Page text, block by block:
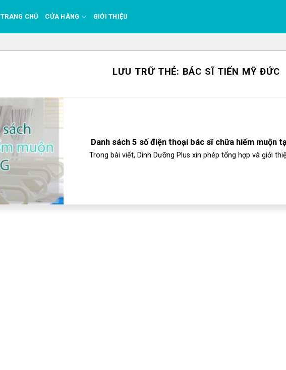
TRANG CHỦ CỬA HÀNG GIỚI THIỆU
LƯU TRỮ THẺ: BÁC SĨ TIẾN MỸ ĐỨC
Danh sách 5 số điện thoại bác sĩ chữa hiếm muộn
Trong bài viết, Dinh Dưỡng Plus xin phép tổng hợp và giới